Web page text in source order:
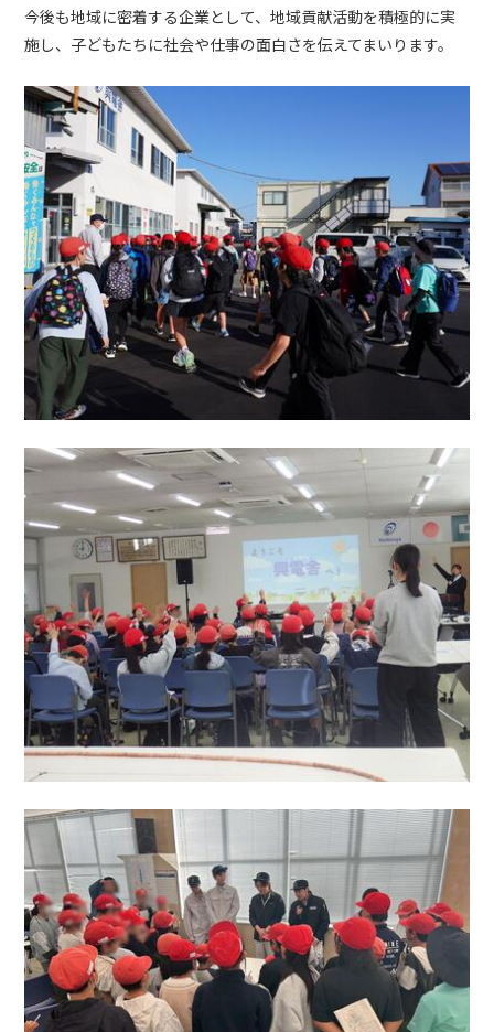
今後も地域に密着する企業として、地域貢献活動を積極的に実
施し、子どもたちに社会や仕事の面白さを伝えてまいります。